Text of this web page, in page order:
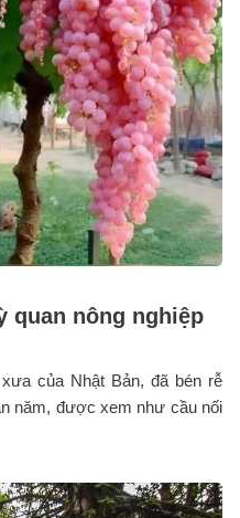
quan nông nghiệp
của Nhật Bản, đã bén rễ
năm, được xem như cầu nối